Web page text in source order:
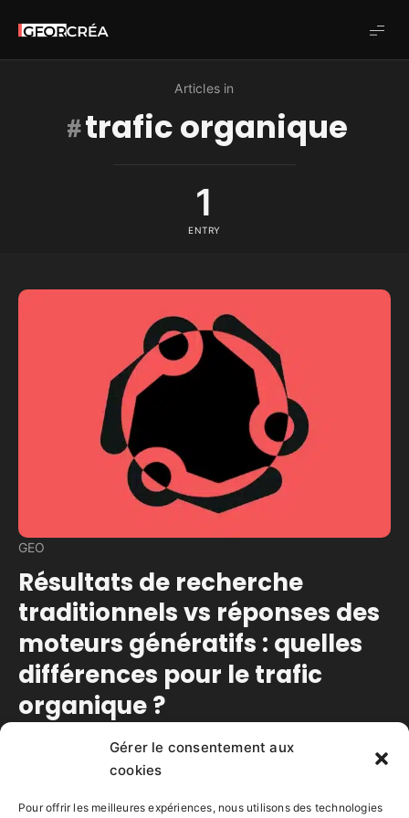
Gérer le consentement aux
cookies
Pour offrir les meilleures expériences, nous utilisons des technologies
Studio
GforCréa
Articles in
trafic organique
1
ENTRY
GEO
Résultats de recherche
traditionnels vs réponses des
moteurs génératifs : quelles
différences pour le trafic
organique ?
Temps de lecture estimé :5 minutes
Comparatif pour comprendre les impacts sur le
trafic organique et comment adapter une stratégie